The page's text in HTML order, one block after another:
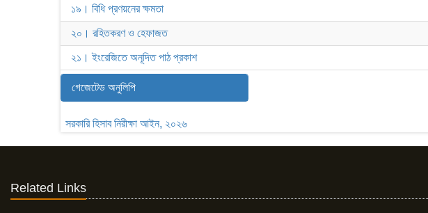
১৯। বিধি প্রণয়নের ক্ষমতা
২০। রহিতকরণ ও হেফাজত
২১। ইংরেজিতে অনূদিত পাঠ প্রকাশ
গেজেটেড অনুলিপি
সরকারি হিসাব নিরীক্ষা আইন, ২০২৬
Related Links